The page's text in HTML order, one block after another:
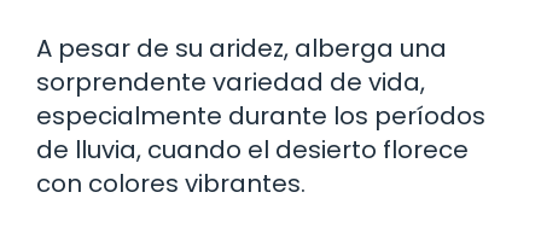
A pesar de su aridez, alberga una
sorprendente variedad de vida,
especialmente durante los períodos
de lluvia, cuando el desierto florece
con colores vibrantes.